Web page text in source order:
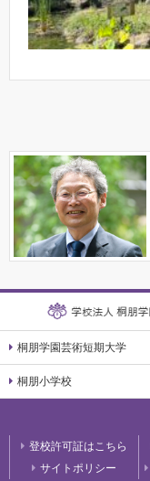
桐朋学園芸術短期大学
桐朋小学校
登校許可証はこちら
サイトポリシー